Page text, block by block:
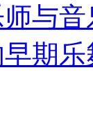
师与
期